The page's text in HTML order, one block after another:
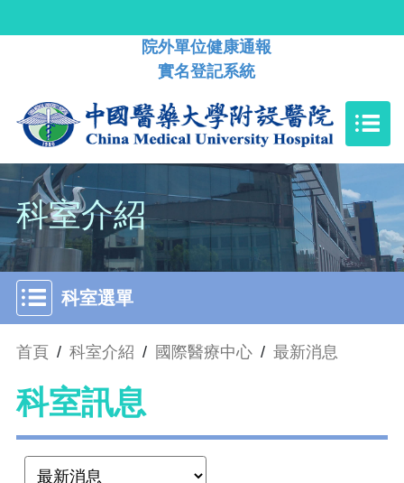
院外單位健康通報
實名登記系統
科室介紹
科室選單
首頁 / 科室介紹 / 國際醫療中心 / 最新消息
科室訊息